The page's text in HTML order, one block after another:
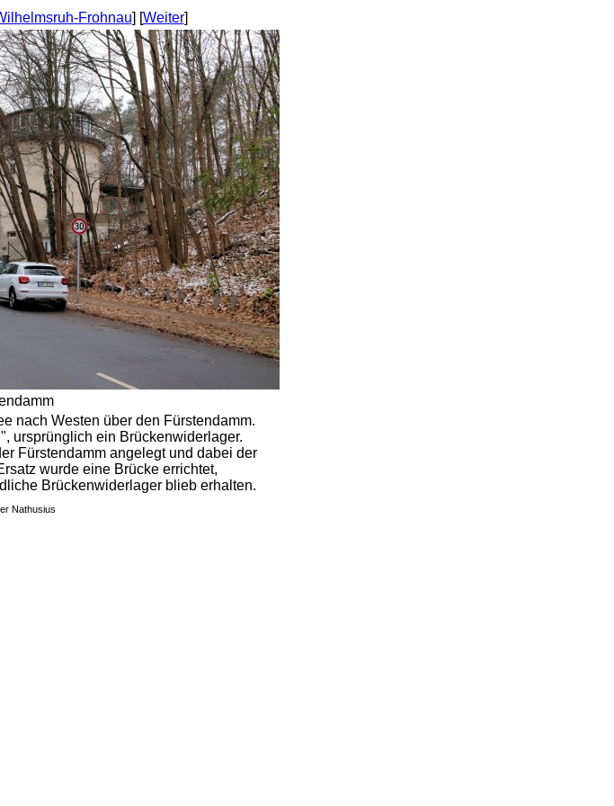
Frohnau] [Weiter]
nach Westen über den Fürstendamm.
ursprünglich ein Brückenwiderlager.
Fürstendamm angelegt und dabei der
wurde eine Brücke errichtet,
Brückenwiderlager blieb erhalten.
Nathusius